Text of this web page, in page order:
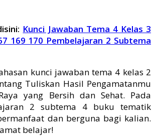
Kunci Jawaban Tema 4 Kelas 3
169 170 Pembelajaran 2 Subtema
kunci jawaban tema 4 kelas 2
Tuliskan Hasil Pengamatanmu
yang Bersih dan Sehat. Pada
2 subtema 4 buku tematik
dan berguna bagi kalian.
belajar!